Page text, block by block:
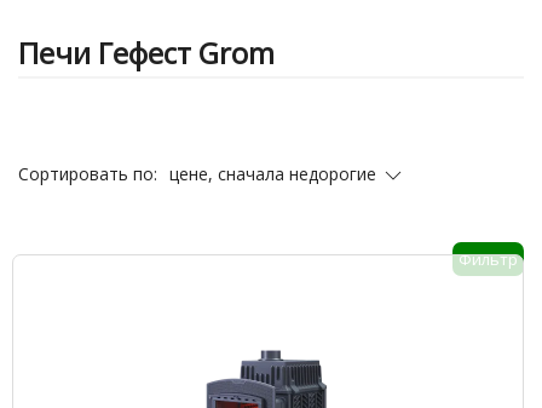
Печи Гефест Grom
Сортировать по: цене, сначала недорогие
Фильтр